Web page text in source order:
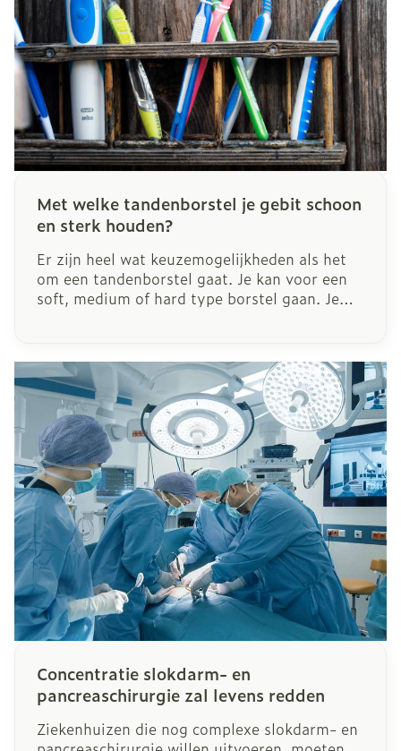
Met welke tandenborstel je gebit schoon
en sterk houden?
Er zijn heel wat keuzemogelijkheden als het
om een tandenborstel gaat. Je kan voor een
soft, medium of hard type borstel gaan. Je
model. Maar welk type tandenborstel gebruik
je nu het best?
Concentratie slokdarm- en
pancreaschirurgie zal levens redden
Ziekenhuizen die nog complexe slokdarm- en